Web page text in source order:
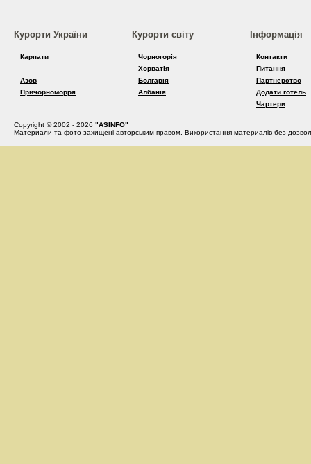
Курорти України
Карпати
Азов
Причорноморря
Курорти світу
Чорногорія
Хорватія
Болгарія
Албанія
Інформація
Контакти
Питання
Партнерство
Додати готель
Чартери
Copyright © 2002 - 2026 "ASINFO"
Материали та фото захищені авторським правом. Використання материалів без